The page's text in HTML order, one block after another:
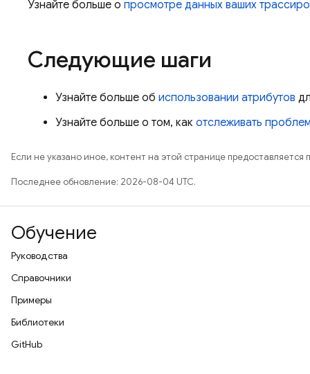
Узнайте больше о просмотре данных ваших
Следующие шаги
Узнайте больше об использовании атрибутов
Узнайте больше о том, как отслеживать
Если не указано иное, контент на этой странице предоставляется
Последнее обновление: 2026-08-04 UTC.
Обучение
Руководства
Справочники
Примеры
Библиотеки
GitHub